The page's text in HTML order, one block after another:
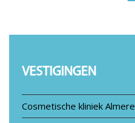
VESTIGINGEN
Cosmetische kliniek Almere